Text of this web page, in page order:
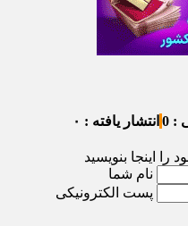
0 انتشار یافته : ۰
را اینجا بنویسید
نام شما
پست الکترونیکی